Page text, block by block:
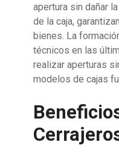
apertura sin dañar
de la caja,
bienes. La
técnicos en las
realizar aperturas
modelos de cajas